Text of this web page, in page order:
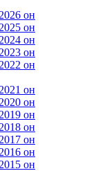
он
он
он
он
он
он
он
он
он
он
он
он